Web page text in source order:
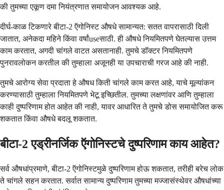
की तुमच्या एकूण दमा नियंत्रणात समायोजन आवश्यक आहे.
दीर्घ-काळ टिकणारे बीटा-2 ऍगोनिस्ट औषधे सामान्यत: सतत वापरासाठी दिली
जातात, अनेकदा महिने किंवा वर्षांuseसाठी. ही औषधे नियमितपणे घेतल्यास उत्तम
काम करतात, अगदी चांगले वाटत असतानाही. तुमचे डॉक्टर नियमितपणे
पुनरावलोकन करतील की तुम्हाला अजूनही या उपचाराची गरज आहे की नाही.
तुमचे आरोग्य सेवा प्रदाता हे औषध किती चांगले काम करत आहे, याचे मूल्यांकन
करण्यासाठी तुम्हाला नियमितपणे भेटू इच्छितील. तुमच्या लक्षणांवर आणि तुम्हाला
काही दुष्परिणाम होत आहेत की नाही, यावर आधारित ते तुमचे डोस समायोजित करू
शकतात किंवा औषधे बदलू शकतात.
बीटा-2 एड्रीनर्जिक ऍगोनिस्टचे दुष्परिणाम काय आहेत?
सर्व औषधांप्रमाणे, बीटा-2 ऍगोनिस्टमुळे दुष्परिणाम होऊ शकतात, तरीही बरेच लोक
ते चांगले सहन करतात. सर्वात सामान्य दुष्परिणाम तुमच्या मज्जासंस्थेवर औषधांच्या